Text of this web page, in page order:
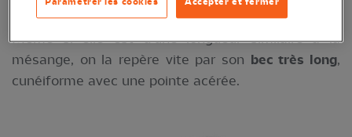
absent, son corps semble compact, en fer de lance.
Même si elle est d’une longueur similaire à la
mésange, on la repère vite par son bec très long,
cunéiforme avec une pointe acérée.